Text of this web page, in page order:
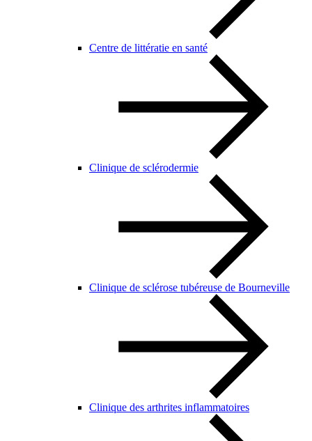
Centre de littératie en santé
Clinique de sclérodermie
Clinique de sclérose tubéreuse de Bourneville
Clinique des arthrites inflammatoires